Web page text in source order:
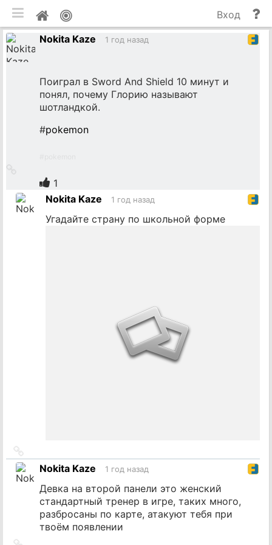
Мой
профиль
и
Вход
Nokita Kaze
1 год назад
Поиграл в Sword And Shield 10 минут и
понял, почему Глорию называют
шотландкой.
#pokemon
источник
1
Nokita Kaze
1 год назад
Угадайте страну по школьной форме
на
источник
Nokita Kaze 1 год назад
Девка на второй панели это женский
стандартный тренер в игре, таких много,
разбросаны по карте, атакуют тебя при
твоём появлении
мобильная версия